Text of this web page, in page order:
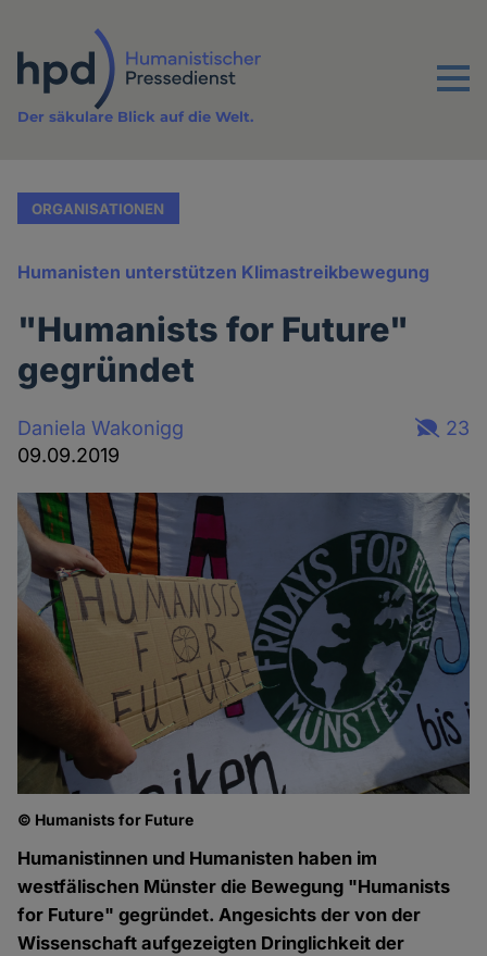
Inhalt
Menu
Der säkulare Blick auf die Welt.
ORGANISATIONEN
Humanisten unterstützen Klimastreikbewegung
"Humanists for Future"
gegründet
Daniela Wakonigg
09.09.2019
23
© Humanists for Future
Humanistinnen und Humanisten haben im
westfälischen Münster die Bewegung "Humanists
for Future" gegründet. Angesichts der von der
Wissenschaft aufgezeigten Dringlichkeit der